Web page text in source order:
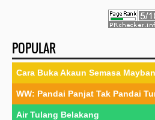
POPULAR
Cara Buka Akaun Semasa
WW: Pandai Panjat Tak Pandai
Air Tulang Belakang